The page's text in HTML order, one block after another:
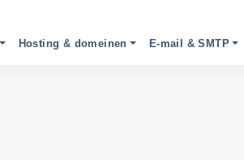
Hosting & domeinen E-mail & SMTP